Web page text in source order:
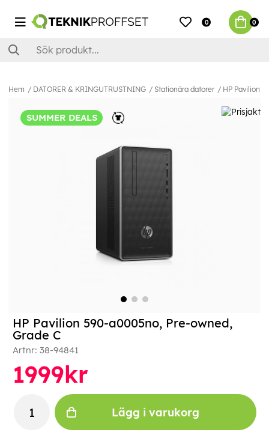
0 0
Hem DATORER & KRINGUTRUSTNING Stationära datorer HP Pavilion
SUMMER DEALS
HP Pavilion 590-a0005no, Pre-owned,
Grade C
Artnr: 38-94841
1999kr
Lägg i varukorg